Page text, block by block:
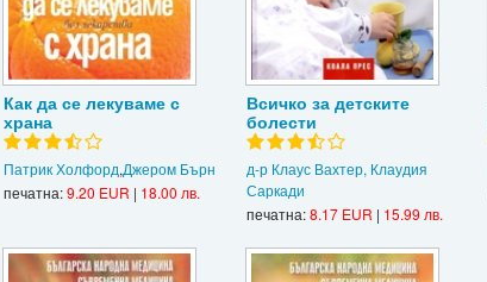
Как да се лекуваме с
храна
Патрик Холфорд,Джером Бърн
печатна:9.20 EUR | 18.00 лв.
Всичко за детските
болести
д-р Клаус Вахтер, Клаудия
Саркади
печатна:8.17 EUR | 15.99 лв.